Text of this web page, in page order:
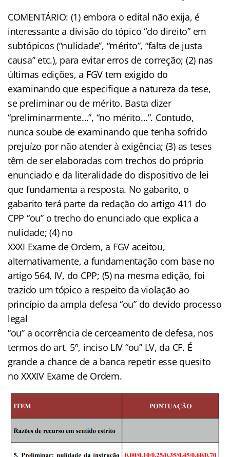
COMENTÁRIO: (1) embora o edital não exija, é
interessante a divisão do tópico “do direito” em
subtópicos (“nulidade”, “mérito”, “falta de justa
causa” etc.), para evitar erros de correção; (2) nas
últimas edições, a FGV tem exigido do
examinando que especifique a natureza da tese,
se preliminar ou de mérito. Basta dizer
“preliminarmente…”, “no mérito…”. Contudo,
nunca soube de examinando que tenha sofrido
prejuízo por não atender à exigência; (3) as teses
têm de ser elaboradas com trechos do próprio
enunciado e da literalidade do dispositivo de lei
que fundamenta a resposta. No gabarito, o
gabarito terá parte da redação do artigo 411 do
CPP “ou” o trecho do enunciado que explica a
nulidade; (4) no
XXXI Exame de Ordem, a FGV aceitou,
alternativamente, a fundamentação com base no
artigo 564, IV, do CPP; (5) na mesma edição, foi
trazido um tópico a respeito da violação ao
princípio da ampla defesa “ou” do devido processo
legal
“ou” a ocorrência de cerceamento de defesa, nos
termos do art. 5º, inciso LIV “ou” LV, da CF. É
grande a chance de a banca repetir esse quesito
no XXXIV Exame de Ordem.